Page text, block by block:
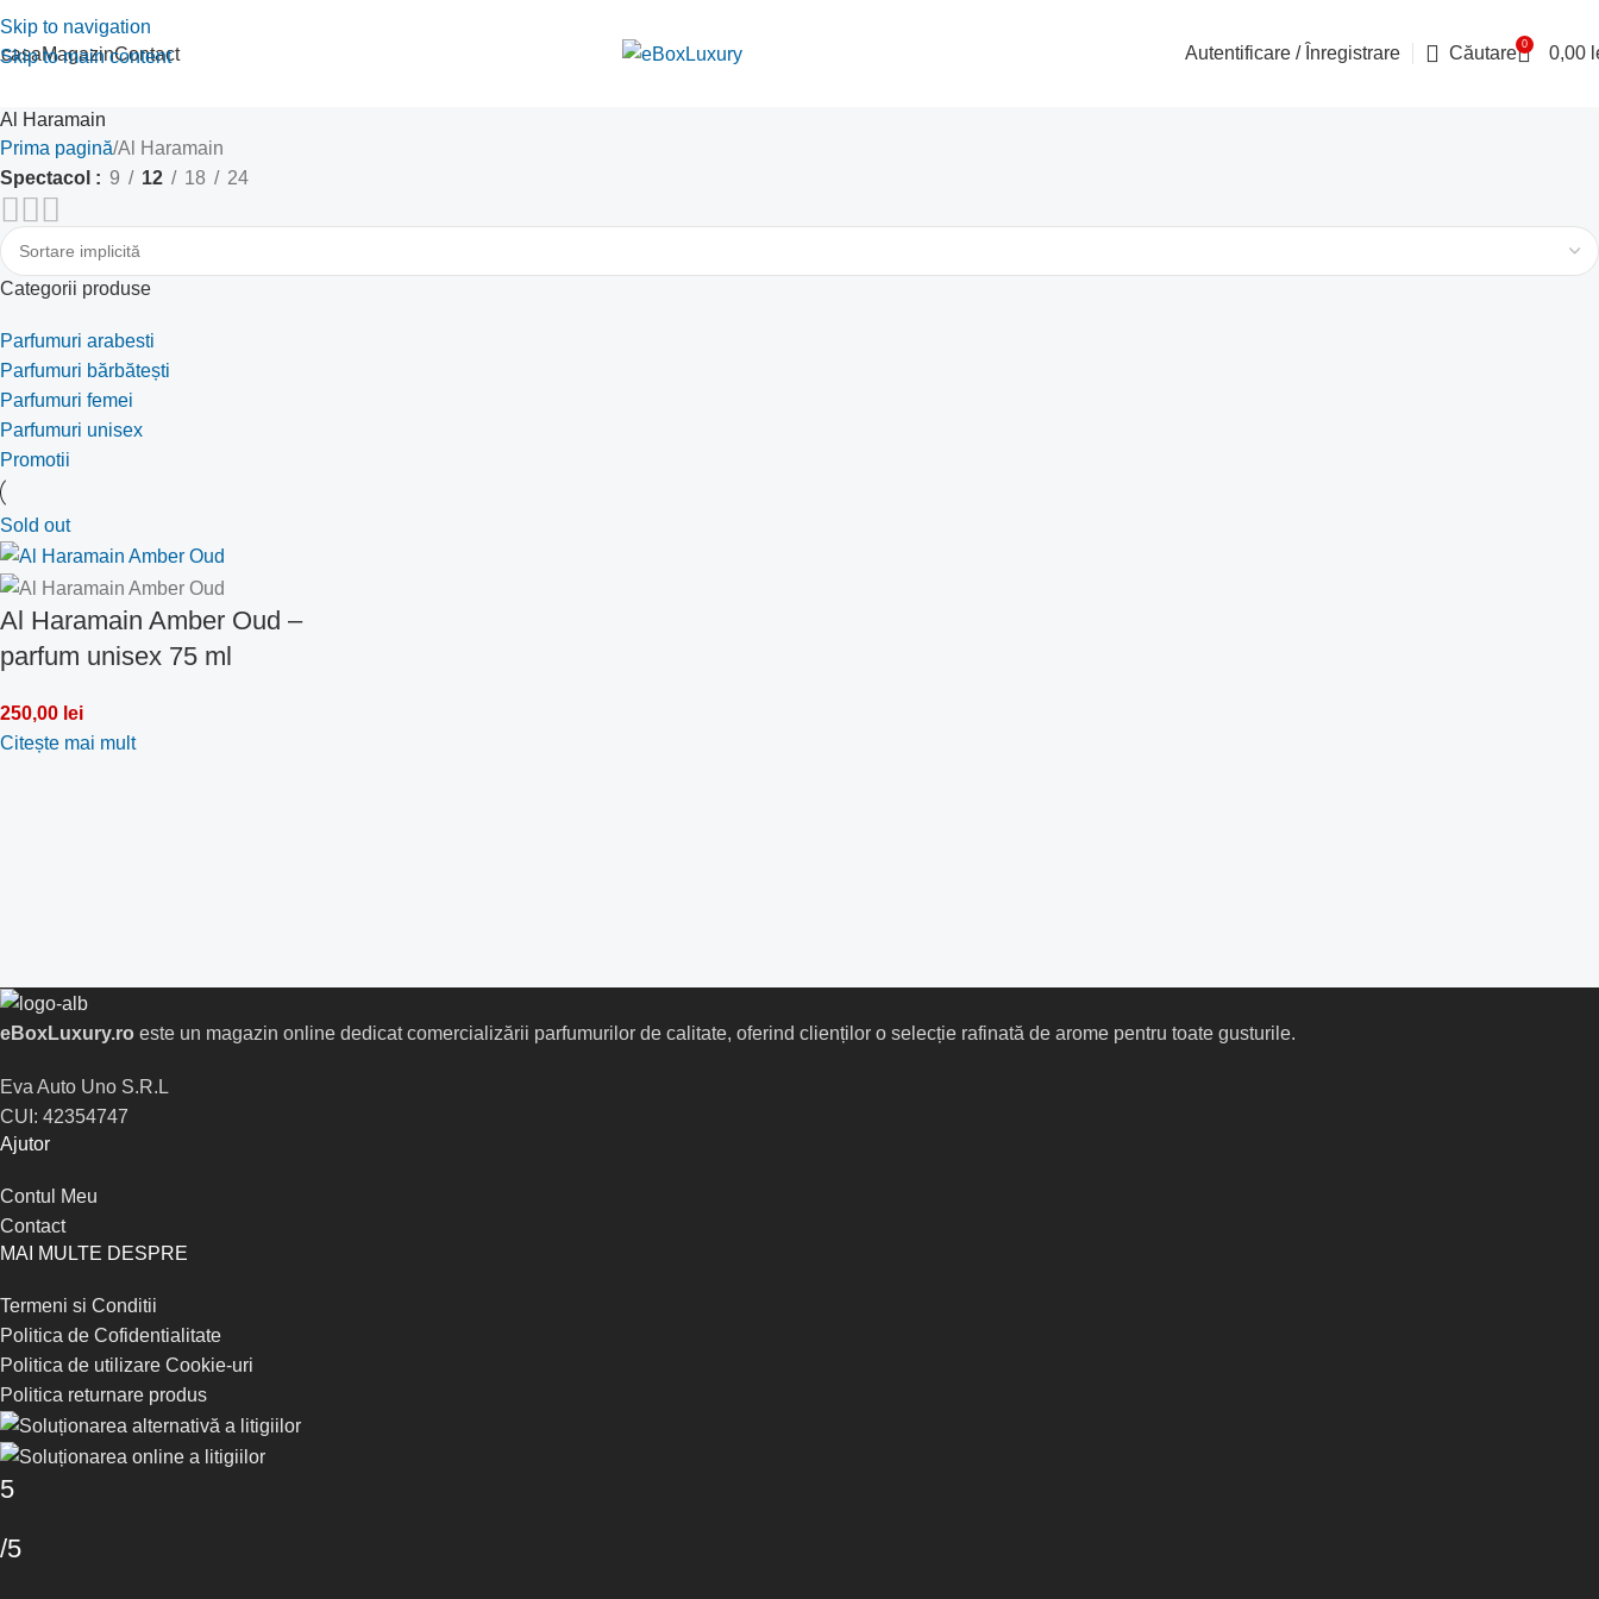
Skip to navigation
Skip to main content
MagazinContact Autentificare / Înregistrare Căutare 0 0,00
Al Haramain
Prima pagină Al Haramain
Spectacol
9 12 18 24
Categorii produse
Parfumuri arabesti
Parfumuri bărbătești
Parfumuri femei
Parfumuri unisex
Promotii
Sold out
Al Haramain Amber Oud –
parfum unisex 75 ml
250,00 lei
Citește mai mult
eBoxLuxury.ro este un magazin online dedicat comercializării parfumurilor de calitate, oferind clienților o selecție rafinată de arome pentru toate gusturile.
Eva Auto Uno S.R.L
CUI: 42354747
Ajutor
Contul Meu
Contact
MAI MULTE DESPRE
Termeni si Conditii
Politica de Cofidentialitate
Politica de utilizare Cookie-uri
Politica returnare produs
5
/5